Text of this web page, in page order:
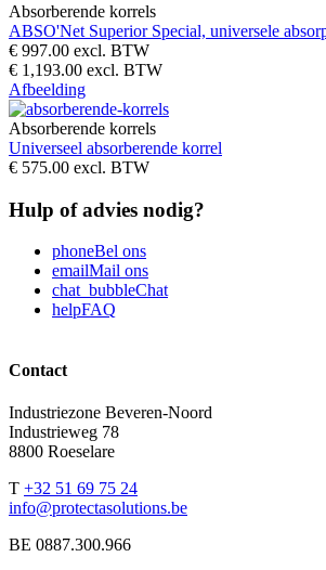
Absorberende korrels
ABSO'Net Superior Special, universele
€ 997.00 excl. BTW
€ 1,193.00 excl. BTW
Afbeelding
Absorberende korrels
Universeel absorberende korrel
€ 575.00 excl. BTW
Hulp of advies nodig?
phoneBel ons
emailMail ons
chat_bubbleChat
helpFAQ
Contact
Industriezone Beveren-Noord
Industrieweg 78
8800 Roeselare
T +32 51 69 75 24
info@protectasolutions.be
BE 0887.300.966